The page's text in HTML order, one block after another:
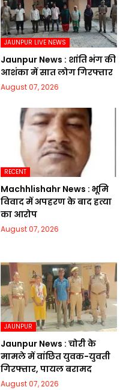
JAUNPUR LIVE NEWS
Jaunpur News : शांति भंग की
आशंका में सात लोग गिरफ्तार
August 07, 2026
RECENT
Machhlishahr News : भूमि
विवाद में अपहरण के बाद हत्या
का आरोप
August 07, 2026
JAUNPUR
Jaunpur News : चोरी के
मामले में वांछित युवक-युवती
गिरफ्तार, पायल बरामद
August 07, 2026